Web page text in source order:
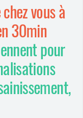
vous à
30min
pour